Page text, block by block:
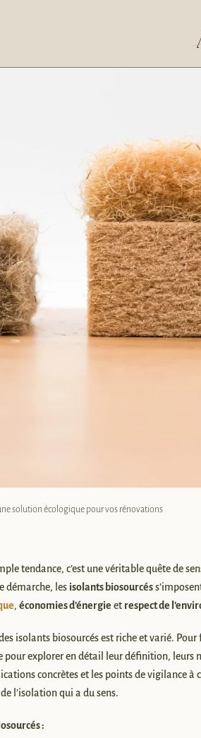
solution écologique pour vos rénovations
tendance, c’est une véritable quête de
démarche, les isolants biosourcés
, économies d’énergie et respect de
isolants biosourcés est riche et varié.
pour explorer en détail leur définition,
concrètes et les points de vigilance à
l’isolation qui a du sens.
: